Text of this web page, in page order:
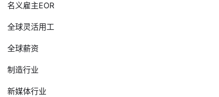
名义雇主EOR
全球灵活用工
全球薪资
制造行业
新媒体行业